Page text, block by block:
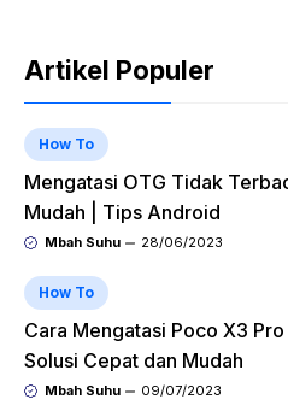
Artikel Populer
How To
Mengatasi OTG Tidak
Mudah | Tips Android
Mbah Suhu 28/06/2023
How To
Cara Mengatasi Poco X3
Solusi Cepat dan Mudah
Mbah Suhu 09/07/2023